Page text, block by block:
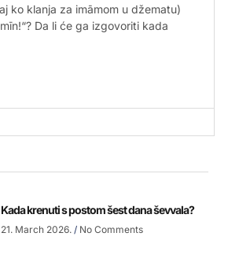
ko klanja za imāmom u džematu)
Da li će ga izgovoriti kada
Kada krenuti s postom šest dana ševvala?
21. March 2026. No Comments